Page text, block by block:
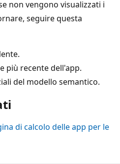
non vengono visualizzati i
seguire questa
più recente dell'app.
del modello semantico.
di calcolo delle app per le